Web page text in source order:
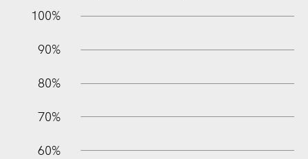
100%
90%
80%
70%
60%